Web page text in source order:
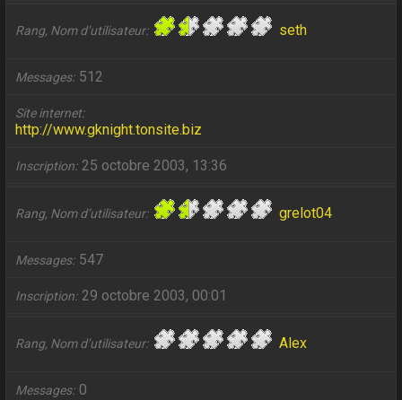
Rang, Nom d’utilisateur seth
Messages 512
Site internet
http://www.gknight.tonsite.biz
Inscription 25 octobre 2003, 13:36
Rang, Nom d’utilisateur grelot04
Messages 547
Inscription 29 octobre 2003, 00:01
Rang, Nom d’utilisateur Alex
Messages 0